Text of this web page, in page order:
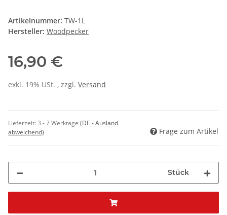
Artikelnummer: TW-1L
Hersteller: Woodpecker
16,90 €
exkl. 19% USt. , zzgl. Versand
Lieferzeit:3 - 7 Werktage (DE - Ausland
abweichend)
Frage zum Artikel
Stück